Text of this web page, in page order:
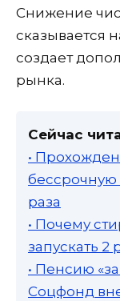
Снижение
сказывается
создает
рынка.
Сейчас
•
бессрочную
раза
• Почему
запускать 2
• Пенсию
Соцфонд